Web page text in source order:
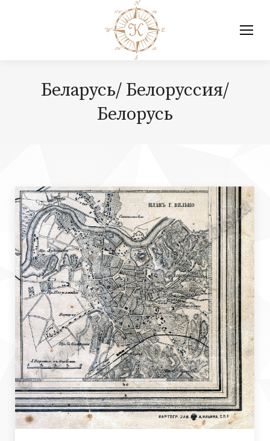
Беларусь/ Белоруссия/
Белорусь